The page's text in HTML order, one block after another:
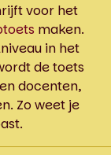
voor het
maken.
in het
de toets
docenten,
Zo weet je